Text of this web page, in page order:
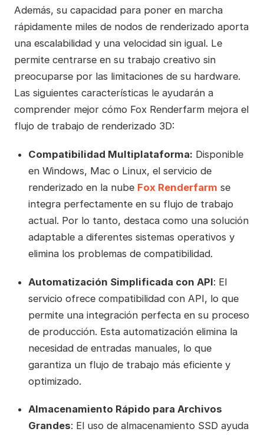
Además, su capacidad para poner en marcha
rápidamente miles de nodos de renderizado aporta
una escalabilidad y una velocidad sin igual. Le
permite centrarse en su trabajo creativo sin
preocuparse por las limitaciones de su hardware.
Las siguientes características le ayudarán a
comprender mejor cómo Fox Renderfarm mejora el
flujo de trabajo de renderizado 3D:
Compatibilidad Multiplataforma: Disponible
en Windows, Mac o Linux, el servicio de
renderizado en la nube Fox Renderfarm se
integra perfectamente en su flujo de trabajo
actual. Por lo tanto, destaca como una solución
adaptable a diferentes sistemas operativos y
elimina los problemas de compatibilidad.
Automatización Simplificada con API: El
servicio ofrece compatibilidad con API, lo que
permite una integración perfecta en su proceso
de producción. Esta automatización elimina la
necesidad de entradas manuales, lo que
garantiza un flujo de trabajo más eficiente y
optimizado.
Almacenamiento Rápido para Archivos
Grandes: El uso de almacenamiento SSD ayuda